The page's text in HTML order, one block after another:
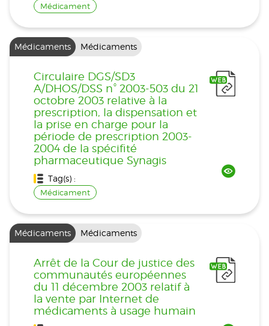
Médicament
Médicaments Médicaments
Circulaire DGS/SD3
A/DHOS/DSS n° 2003-503 du 21
octobre 2003 relative à la
prescription, la dispensation et
la prise en charge pour la
période de prescription 2003-
2004 de la spécifité
pharmaceutique Synagis
Tag(s) :
Médicament
Médicaments Médicaments
Arrêt de la Cour de justice des
communautés européennes
du 11 décembre 2003 relatif à
la vente par Internet de
médicaments à usage humain